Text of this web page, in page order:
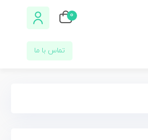
0
تماس با ما